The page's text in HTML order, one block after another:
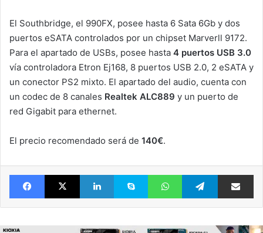
El Southbridge, el 990FX, posee hasta 6 Sata 6Gb y dos
puertos eSATA controlados por un chipset Marverll 9172.
Para el apartado de USBs, posee hasta 4 puertos USB 3.0
vía controladora Etron Ej168, 8 puertos USB 2.0, 2 eSATA y
un conector PS2 mixto. El apartado del audio, cuenta con
un codec de 8 canales Realtek ALC889 y un puerto de
red Gigabit para ethernet.
El precio recomendado será de 140€.
FacebookX LinkedIn Skype WhatsAppTelegram